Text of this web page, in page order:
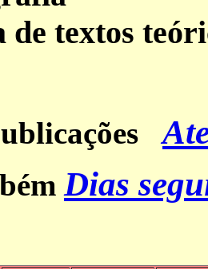
de textos
Dias